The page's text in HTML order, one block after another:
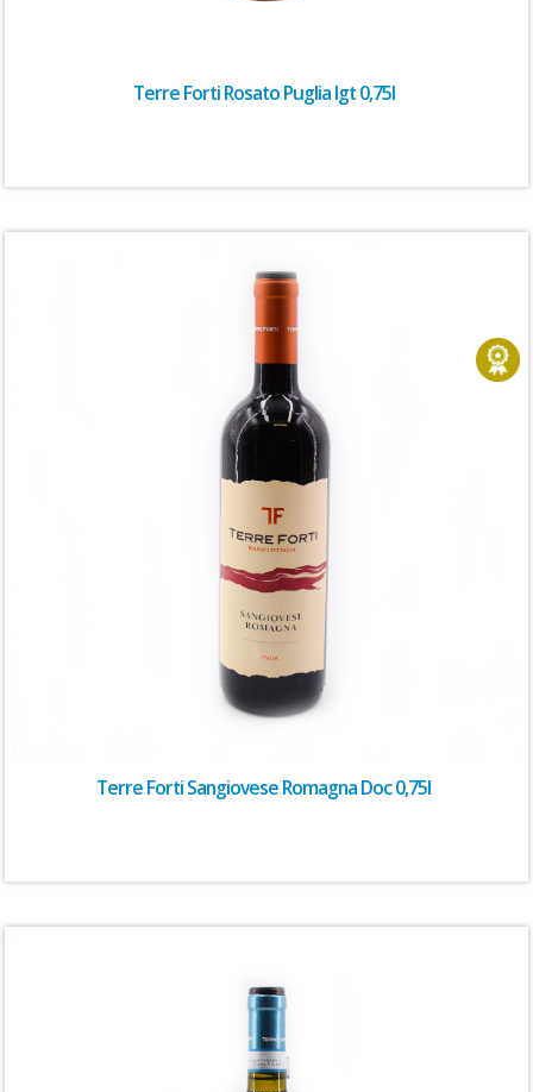
Terre Forti Rosato Puglia Igt 0,75l
Terre Forti Sangiovese Romagna Doc 0,75l